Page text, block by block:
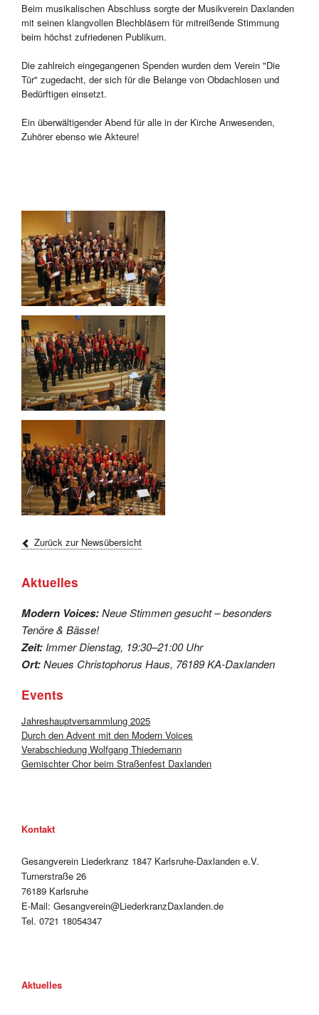
Beim musikalischen Abschluss sorgte der Musikverein Daxlanden
mit seinen klangvollen Blechbläsern für mitreißende Stimmung
beim höchst zufriedenen Publikum.
Die zahlreich eingegangenen Spenden wurden dem Verein "Die
Tür" zugedacht, der sich für die Belange von Obdachlosen und
Bedürftigen einsetzt.
Ein überwältigender Abend für alle in der Kirche Anwesenden,
Zuhörer ebenso wie Akteure!
Zurück zur Newsübersicht
Aktuelles
Modern Voices:Neue Stimmen gesucht – besonders
Tenöre & Bässe!
Zeit:Immer Dienstag, 19:30–21:00 Uhr
Ort:Neues Christophorus Haus, 76189 KA-Daxlanden
Events
Jahreshauptversammlung 2025
Durch den Advent mit den Modern Voices
Verabschiedung Wolfgang Thiedemann
Gemischter Chor beim Straßenfest Daxlanden
Kontakt
Gesangverein Liederkranz 1847 Karlsruhe-Daxlanden e.V.
Turnerstraße 26
76189 Karlsruhe
E-Mail: Gesangverein@LiederkranzDaxlanden.de
Tel. 0721 18054347
Aktuelles